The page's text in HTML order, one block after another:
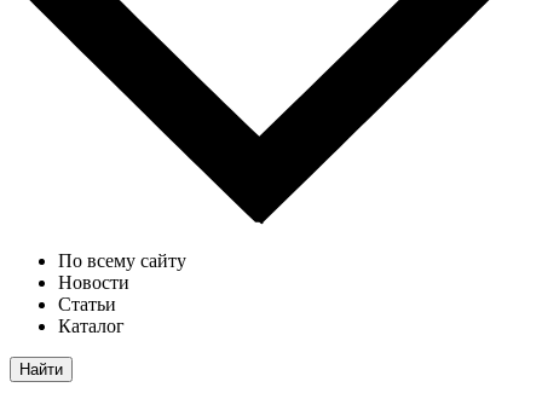
По всему сайту
Новости
Статьи
Каталог
Найти